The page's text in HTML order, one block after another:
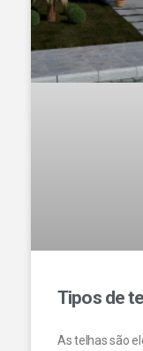
Tipos de
As telhas são